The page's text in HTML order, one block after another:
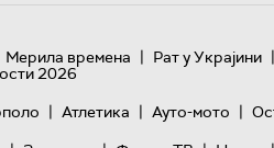
Мерила времена | Рат у Украјини |
2026
| Атлетика | Ауто-мото |